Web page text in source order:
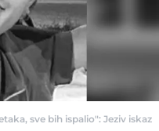
sve bih ispalio": Jeziv